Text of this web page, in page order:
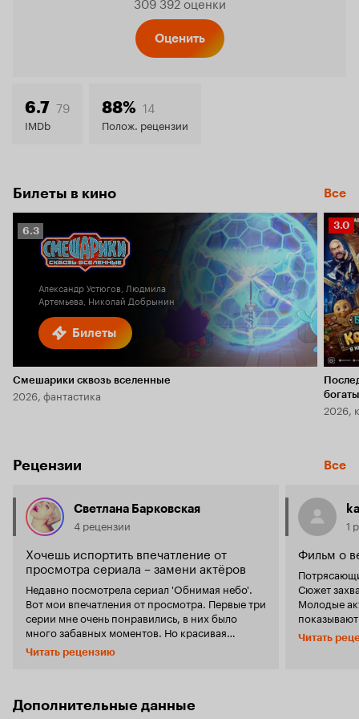
8.3
Оценить
6.7 79
IMDb
88% 14
Полож. рецензии
Билеты в кино Все
Билеты
Рейтинг
Кинопоиска
6.3
Александр Устюгов, Людмила
Артемьева, Николай Добрынин
Смешарики сквозь вселенные
2026, фантастика
3.0
3.0
2026,
Рецензии Все
Светлана Барковская
4 рецензии
Хочешь испортить впечатление от
просмотра сериала – замени актёров
Недавно посмотрела сериал 'Обнимая небо'.
Вот мои впечатления от просмотра. Первые три
серии мне очень понравились, в них было
много забавных моментов. Но красивая
история первой любви Жени и Вани начала
плавно переходить в трагедию. В последующих
обманчивым, и мне стало тяжело его смотреть.
Читать рецензию
1
Фильм о
Сюжет
Молодые
любви. В
чувства. Весь фильм ждешь их встречи...
Читать
Дополнительные данные